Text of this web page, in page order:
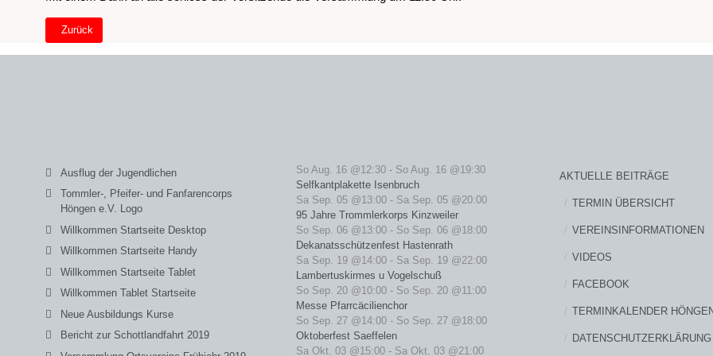
Vorheriger Beitrag: Versammlung Frühjahr 2015
Zurück
Ausflug der Jugendlichen
Tommler-, Pfeifer- und Fanfarencorps
Höngen e.V. Logo
Willkommen Startseite Desktop
Willkommen Startseite Handy
Willkommen Startseite Tablet
Willkommen Tablet Startseite
Neue Ausbildungs Kurse
Bericht zur Schottlandfahrt 2019
So Aug. 16 @12:30 - So Aug. 16 @19:30
Selfkantplakette Isenbruch
Sa Sep. 05 @13:00 - Sa Sep. 05 @20:00
95 Jahre Trommlerkorps Kinzweiler
So Sep. 06 @13:00 - So Sep. 06 @18:00
Dekanatsschützenfest Hastenrath
Sa Sep. 19 @14:00 - Sa Sep. 19 @22:00
Lambertuskirmes u Vogelschuß
So Sep. 20 @10:00 - So Sep. 20 @11:00
Messe Pfarrcäcilienchor
So Sep. 27 @14:00 - So Sep. 27 @18:00
Oktoberfest Saeffelen
Sa Okt. 03 @15:00 - Sa Okt. 03 @21:00
AKTUELLE BEITRÄGE
TERMIN ÜBERSICHT
VEREINSINFORMATIONEN
VIDEOS
FACEBOOK
TERMINKALENDER
DATENSCHUTZERKLÄRUNG